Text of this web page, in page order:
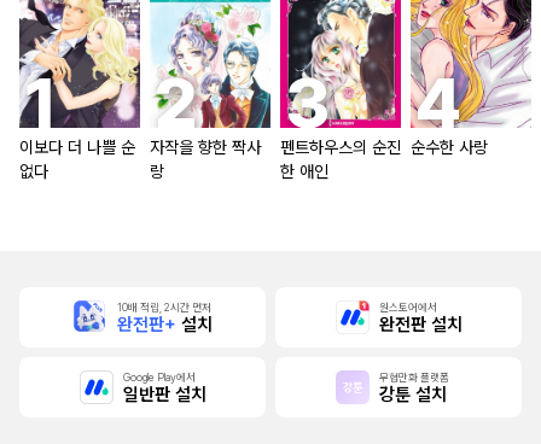
이보다 더 나쁠 순
없다
자작을 향한 짝사
랑
펜트하우스의 순진
한 애인
순수한 사랑
10배 적립, 2시간 먼저
완전판+ 설치
원스토어에서
완전판 설치
Google Play에서
일반판 설치
무협만화 플랫폼
강툰 설치